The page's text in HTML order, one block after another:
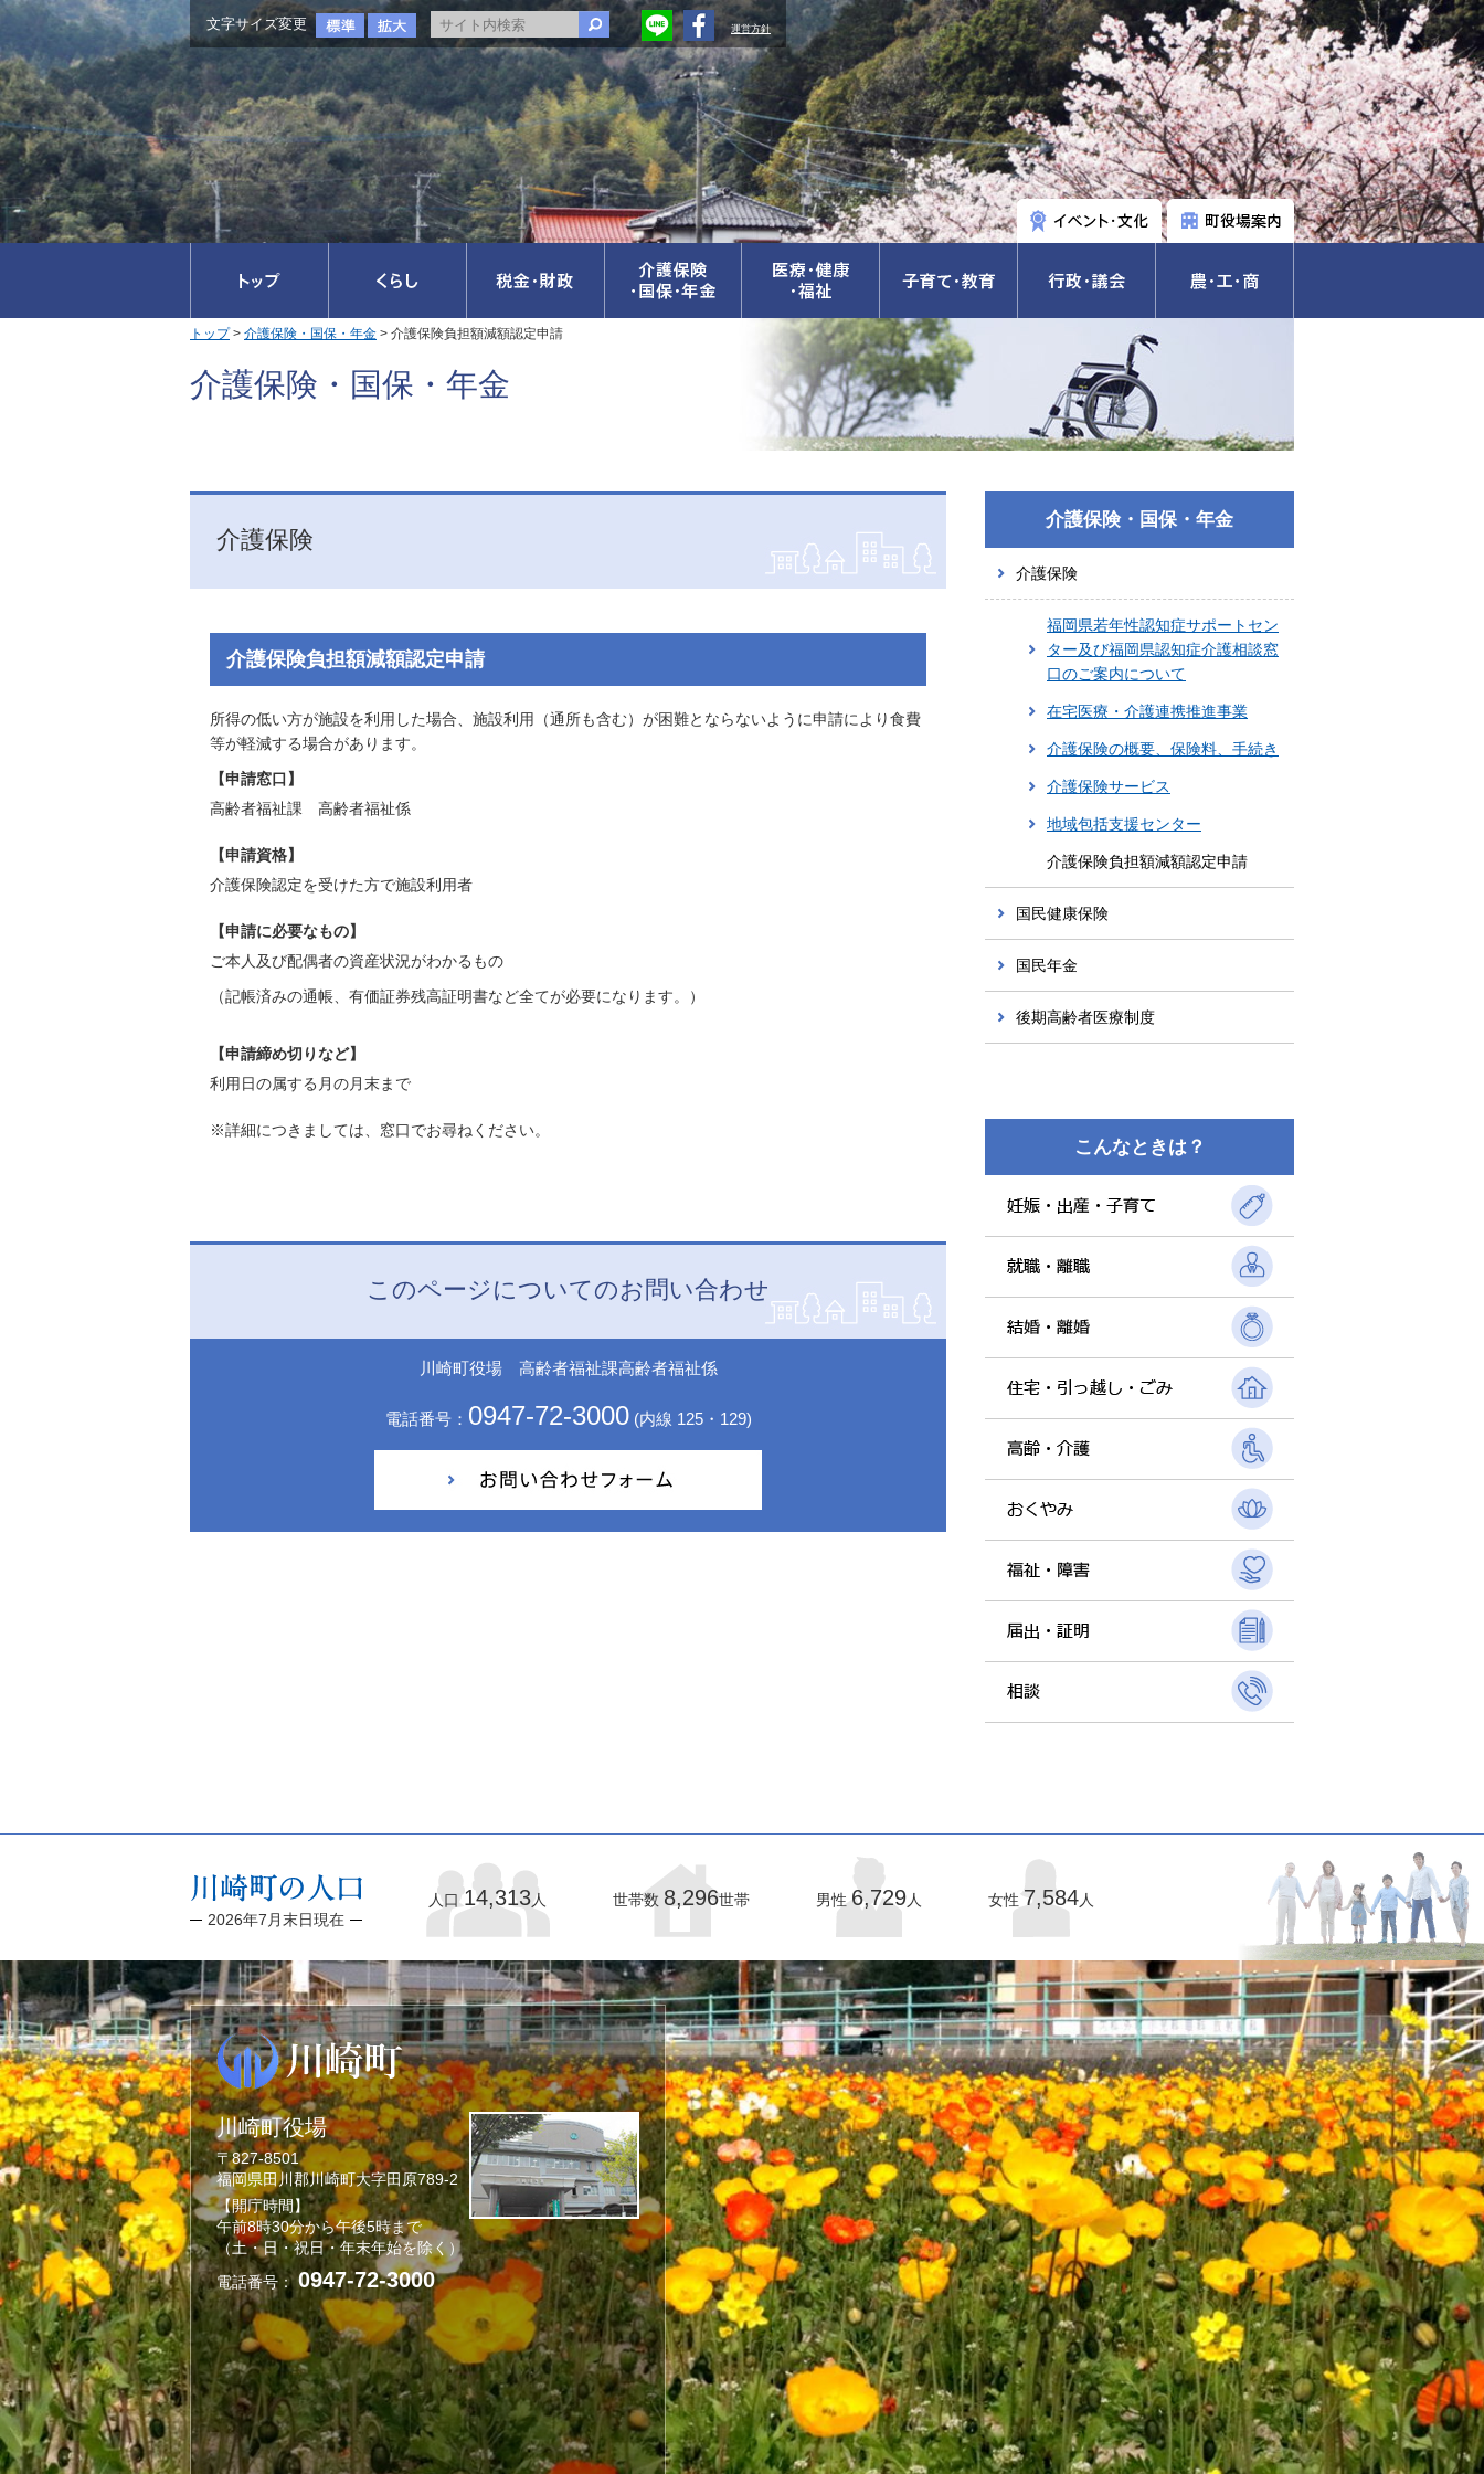
文字サイズ変更 運営方針
介護保険・国保・年金
トップ> 介護保険・国保・年金 > 介護保険負担額減額認定申請
介護保険
介護保険負担額減額認定申請
所得の低い方が施設を利用した場合、施設利用（通所も含む）が困難とならないように申請により食費
等が軽減する場合があります。
【申請窓口】
高齢者福祉課 高齢者福祉係
【申請資格】
介護保険認定を受けた方で施設利用者
【申請に必要なもの】
ご本人及び配偶者の資産状況がわかるもの
（記帳済みの通帳、有価証券残高証明書など全てが必要になります。）
【申請締め切りなど】
利用日の属する月の月末まで
※詳細につきましては、窓口でお尋ねください。
このページについてのお問い合わせ
川崎町役場 高齢者福祉課高齢者福祉係
電話番号： 0947-72-3000(内線 125・129)
介護保険・国保・年金
介護保険
福岡県若年性認知症サポートセン
ター及び福岡県認知症介護相談窓
口のご案内について
在宅医療・介護連携推進事業
介護保険の概要、保険料、手続き
介護保険サービス
地域包括支援センター
介護保険負担額減額認定申請
国民健康保険
国民年金
後期高齢者医療制度
こんなときは？
2026年7月末日現在
人口14,313人 世帯数 8,296世帯 男性6,729人 女性7,584人
川崎町役場
〒827-8501
福岡県田川郡川崎町大字田原789-2
【開庁時間】
午前8時30分から午後5時まで
（土・日・祝日・年末年始を除く）
電話番号：0947-72-3000